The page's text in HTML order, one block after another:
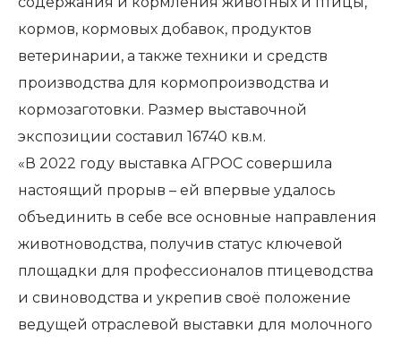
кормов, кормовых добавок, продуктов
ветеринарии, а также техники и средств
производства для кормопроизводства и
кормозаготовки. Размер выставочной
экспозиции составил 16740 кв.м.
«В 2022 году выставка АГРОС совершила
настоящий прорыв – ей впервые удалось
объединить в себе все основные направления
животноводства, получив статус ключевой
площадки для профессионалов птицеводства
и свиноводства и укрепив своё положение
ведущей отраслевой выставки для молочного